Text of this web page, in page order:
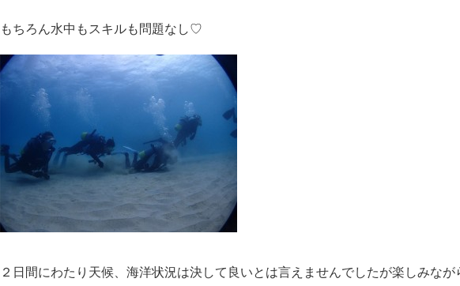
もちろん水中もスキルも問題なし♡
２日間にわたり天候、海洋状況は決して良いとは言えませんでしたが楽しみな